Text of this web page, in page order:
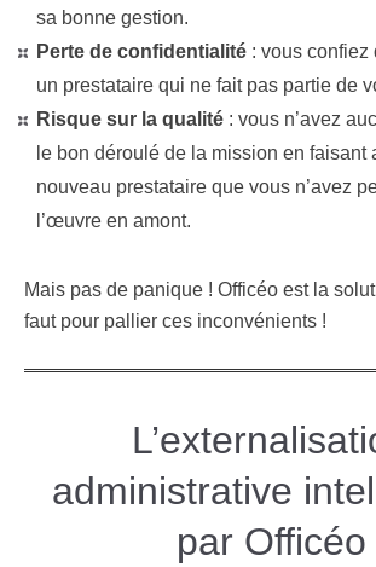
sa bonne gestion.
Perte de confidentialité : vous confiez
un prestataire qui ne fait pas partie de
Risque sur la qualité : vous n’avez
le bon déroulé de la mission en faisant
nouveau prestataire que vous n’avez
l’œuvre en amont.
Mais pas de panique ! Officéo est la
faut pour pallier ces inconvénients !
administrative
par Officéo